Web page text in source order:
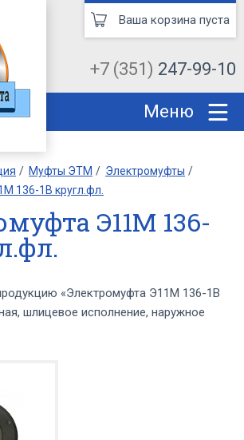
+7 (351) 247-99-10
Ваша корзина пуста
Меню
Муфты ЭТМ
Электромуфты
136-1В кругл.фл.
Э11М 136-
«Электромуфта Э11М 136-1В
шлицевое исполнение, наружное